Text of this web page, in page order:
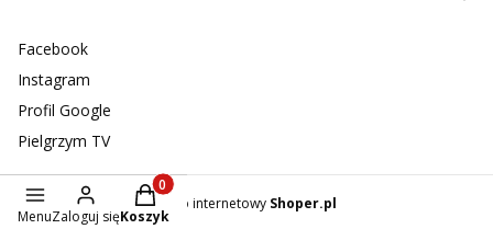
Facebook
Instagram
Profil Google
Pielgrzym TV
Sklep internetowy Shoper.pl
MenuZaloguj się
Produkty w koszyku: 0. Zobacz szczegóły
Koszyk